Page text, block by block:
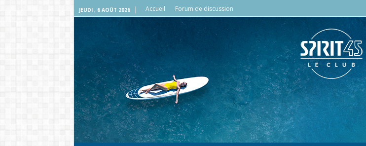
JEUDI , 6 AOÛT 2026 Accueil Forum de discussion